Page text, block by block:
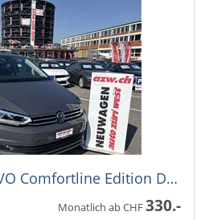
VW Touran 1.5 TSi EVO Comfortline Edition DSG-Automat 7-Plätzer -39%
Monatlich ab CHF330.-